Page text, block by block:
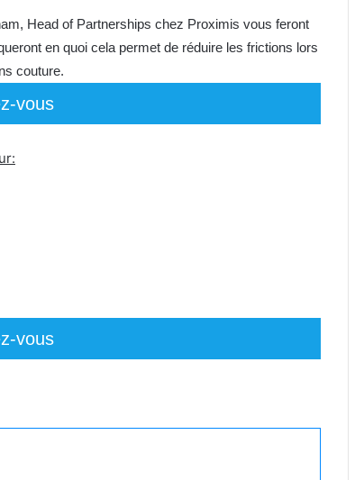
Head of Partnerships chez Proximis vous feront
en quoi cela permet de réduire les frictions lors
couture.
vous
vous